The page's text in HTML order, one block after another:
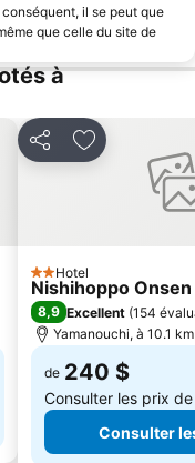
il se peut que
que celle du site de
à
PartagerAjouter à
2 Étoiles
Hotel
Nishihoppo
8,9 Excellent (154
Yamanouchi, à 10.1
de 240 $
Consulter les prix
Consulter